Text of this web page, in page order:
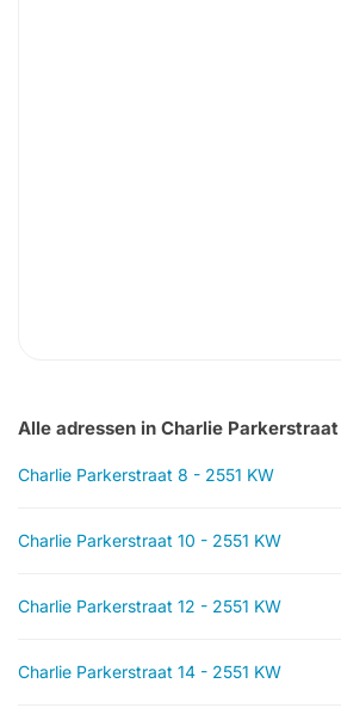
Alle adressen in Charlie Parkerstraat
Charlie Parkerstraat 8 - 2551 KW
Charlie Parkerstraat 10 - 2551 KW
Charlie Parkerstraat 12 - 2551 KW
Charlie Parkerstraat 14 - 2551 KW